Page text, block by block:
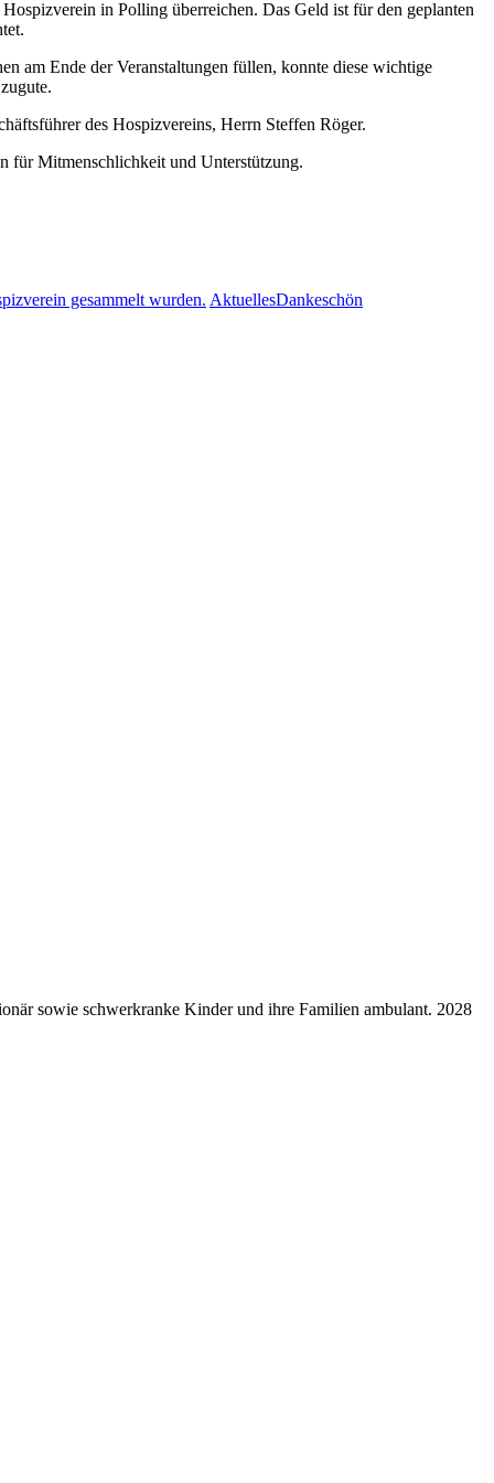
in Polling überreichen. Das Geld ist für den geplanten
am Ende der Veranstaltungen füllen, konnte diese wichtige
des Hospizvereins, Herrn Steffen Röger.
für Mitmenschlichkeit und Unterstützung.
AktuellesDankeschön
sowie schwerkranke Kinder und ihre Familien ambulant. 2028